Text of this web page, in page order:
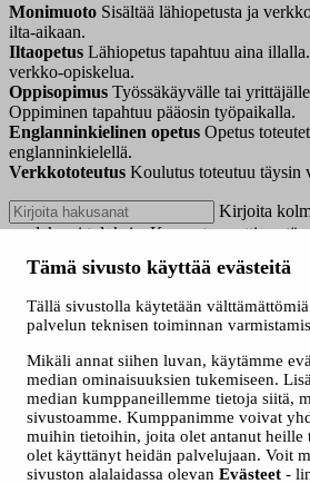
Tämä sivusto käyttää evästeitä
Tällä sivustolla käytetään
palvelun teknisen toiminnan
Mikäli annat siihen luvan, käytämme
median ominaisuuksien tukemiseen.
median kumppaneillemme tietoja siitä,
sivustoamme. Kumppanimme voivat
muihin tietoihin, joita olet antanut heille
olet käyttänyt heidän palvelujaan. Voit
sivuston alalaidassa olevan Evästeet -
Monimuoto Sisältää lähiopetusta ja
ilta-aikaan.
Iltaopetus Lähiopetus tapahtuu aina
verkko-opiskelua.
Oppisopimus Työssäkäyvälle tai
Oppiminen tapahtuu pääosin työpaikalla.
Englanninkielinen opetus Opetus
englanninkielellä.
Verkkototeutus Koulutus toteutuu täysin
Kirjoita
saadaksesi tuloksia. Kun automaattisen
valintaan. Kosketuslaitteiden käyttäjille,
Näytä vain nyt haussa olevat
Valitse hakutapa
Kaikki
Jatkuva haku
Yhteishaku